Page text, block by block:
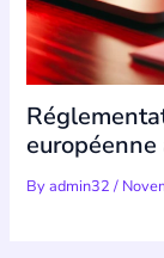
Byadmin32/